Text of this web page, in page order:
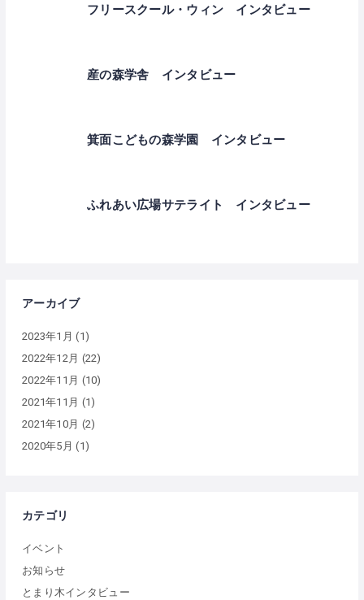
フリースクール・ウィン インタビュー
産の森学舎 インタビュー
箕面こどもの森学園 インタビュー
ふれあい広場サテライト インタビュー
アーカイブ
2023年1月 (1)
2022年12月 (22)
2022年11月 (10)
2021年11月 (1)
2021年10月 (2)
2020年5月 (1)
カテゴリ
イベント
お知らせ
とまり木インタビュー